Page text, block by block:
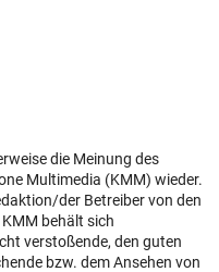
die Meinung des
Multimedia (KMM) wieder.
der Betreiber von den
behält sich
verstoßende, den guten
bzw. dem Ansehen von